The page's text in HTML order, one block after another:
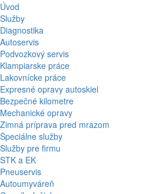
Úvod
Služby
Diagnostika
Autoservis
Podvozkový servis
Klampiarske práce
Lakovnícke práce
Expresné opravy autoskiel
Bezpečné kilometre
Mechanické opravy
Zimná príprava pred mrazom
Špeciálne služby
Služby pre firmu
STK a EK
Pneuservis
Autoumyváreň